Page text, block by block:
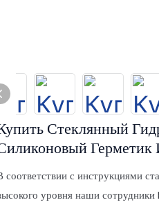
Стеклянный
соответствии с инструкциями
уровня наши